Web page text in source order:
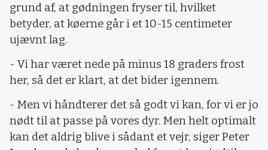
grund af, at gødningen fryser til, hvilket
betyder, at køerne går i et 10-15 centimeter
ujævnt lag.
- Vi har været nede på minus 18 graders frost
her, så det er klart, at det bider igennem.
- Men vi håndterer det så godt vi kan, for vi er jo
nødt til at passe på vores dyr. Men helt optimalt
kan det aldrig blive i sådant et vejr, siger Peter